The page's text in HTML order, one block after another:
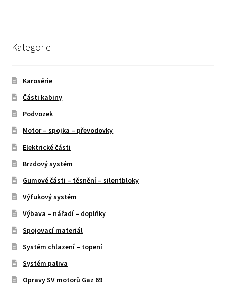
Kategorie
Karosérie
Části kabiny
Podvozek
Motor – spojka – převodovky
Elektrické části
Brzdový systém
Gumové části – těsnění – silentbloky
Výfukový systém
Výbava – nářadí – doplňky
Spojovací materiál
Systém chlazení – topení
Systém paliva
Opravy SV motorů Gaz 69